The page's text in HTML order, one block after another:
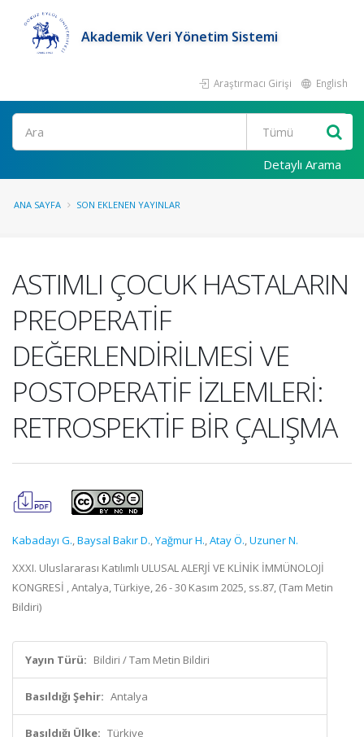
Akademik Veri Yönetim Sistemi
Araştırmacı Girişi English
Ara
Detaylı Arama
ANA SAYFA SON EKLENEN YAYINLAR
ASTIMLI ÇOCUK HASTALARIN
PREOPERATİF
DEĞERLENDİRİLMESİ VE
POSTOPERATİF İZLEMLERİ:
RETROSPEKTİF BİR ÇALIŞMA
Kabadayı G.,Baysal Bakır D.,Yağmur H.,Atay Ö.,Uzuner N.
XXXI. Uluslararası Katılımlı ULUSAL ALERJİ VE KLİNİK İMMÜNOLOJİ
KONGRESİ , Antalya, Türkiye, 26 - 30 Kasım 2025, ss.87, (Tam Metin
Bildiri)
Yayın Türü: Bildiri / Tam Metin Bildiri
Basıldığı Şehir: Antalya
Basıldığı Ülke: Türkiye